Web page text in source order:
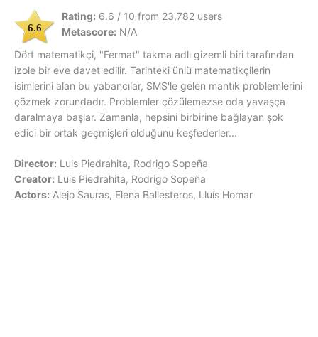
6.6
Rating: 6.6 / 10 from 23,782 users
Metascore: N/A
Dört matematikçi, "Fermat" takma adlı gizemli biri tarafından
izole bir eve davet edilir. Tarihteki ünlü matematikçilerin
isimlerini alan bu yabancılar, SMS'le gelen mantık problemlerini
çözmek zorundadır. Problemler çözülemezse oda yavaşça
daralmaya başlar. Zamanla, hepsini birbirine bağlayan şok
edici bir ortak geçmişleri olduğunu keşfederler...
Director: Luis Piedrahita, Rodrigo Sopeña
Creator: Luis Piedrahita, Rodrigo Sopeña
Actors: Alejo Sauras, Elena Ballesteros, Lluís Homar